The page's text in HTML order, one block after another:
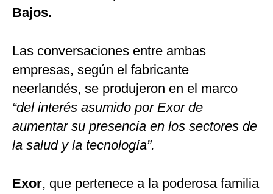
Bajos.
Las conversaciones entre ambas
empresas, según el fabricante
neerlandés, se produjeron en el marco
“del interés asumido por Exor de
aumentar su presencia en los sectores de
la salud y la tecnología”.
Exor, que pertenece a la poderosa familia